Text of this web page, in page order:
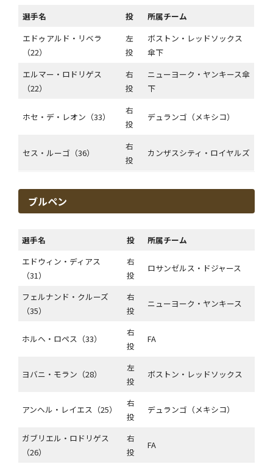
選手名 投
所属チーム
エドゥアルド・リベラ
（22）
左
投
ボストン・レッドソックス
傘下
エルマー・ロドリゲス
（22）
右
投
ニューヨーク・ヤンキース傘
下
ホセ・デ・レオン（33）
右
投
デュランゴ（メキシコ）
セス・ルーゴ（36）
右
投
カンザスシティ・ロイヤルズ
ブルペン
選手名 投
所属チーム
エドウィン・ディアス
（31）
右
投
ロサンゼルス・ドジャース
フェルナンド・クルーズ
（35）
右
投
ニューヨーク・ヤンキース
ホルヘ・ロペス（33）
右
投
FA
ヨバニ・モラン（28）
左
投
ボストン・レッドソックス
アンヘル・レイエス（25）
右
投
デュランゴ（メキシコ）
ガブリエル・ロドリゲス
（26）
右
投
FA